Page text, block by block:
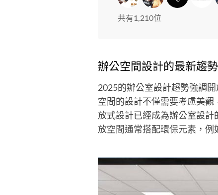
共有1,210位
辦公空間設計的最新趨勢
2025的辦公室設計趨勢強調
空間的設計不僅需要考慮美
放式設計已經成為辦公室設計
放空間通常搭配環保元素，例